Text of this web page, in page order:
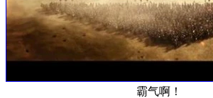
霸气啊！